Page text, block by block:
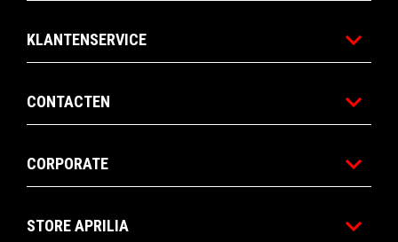
KLANTENSERVICE
CONTACTEN
CORPORATE
STORE APRILIA